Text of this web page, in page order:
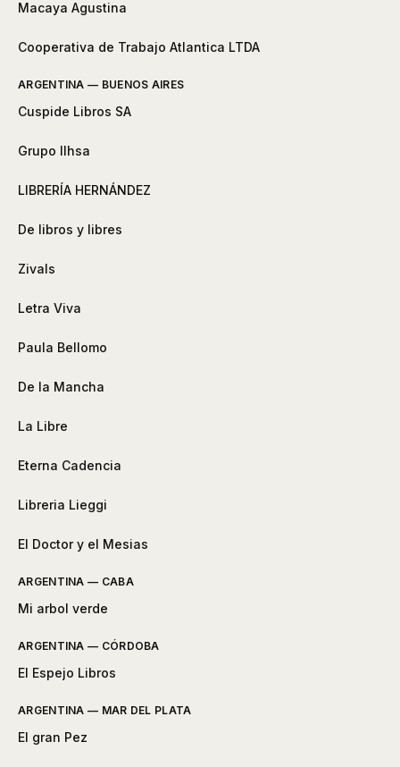
Macaya Agustina
Cooperativa de Trabajo Atlantica LTDA
ARGENTINA — BUENOS AIRES
Cuspide Libros SA
Grupo Ilhsa
LIBRERÍA HERNÁNDEZ
De libros y libres
Zivals
Letra Viva
Paula Bellomo
De la Mancha
La Libre
Eterna Cadencia
Libreria Lieggi
El Doctor y el Mesias
ARGENTINA — CABA
Mi arbol verde
ARGENTINA — CÓRDOBA
El Espejo Libros
ARGENTINA — MAR DEL PLATA
El gran Pez